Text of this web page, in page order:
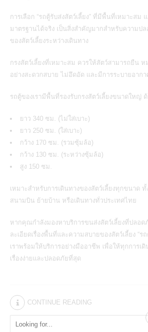
การเลือก “รถตู้รับส่งสัตว์เลี้ยง” ที่มีพื้นที่เหมาะสม
มาตรฐานได้จริง เป็นสิ่งสำคัญมากสำหรับความป
ของสัตว์เลี้ยงระหว่างเดินทาง
กรงสัตว์เลี้ยงที่เหมาะสม ควรให้สัตว์สามารถยืน
อย่างสะดวกสบาย ไม่อึดอัด และมีการระบายอาก
รถตู้ของเรามีพื้นที่รองรับกรงสัตว์เลี้ยงขนาดใหญ่
ยาว 340 ซม. (ไม่ใส่เบาะ)
ยาว 250 ซม. (ใส่เบาะ)
กว้าง 170 ซม. (รวมซุ้มล้อ)
กว้าง 130 ซม. (ระหว่างซุ้มล้อ)
สูง 150 ซม.
เหมาะสำหรับการเดินทางของสัตว์เลี้ยงทุกขนาด ทั้
สนามบิน ย้ายบ้าน หรือเดินทางทั่วประเทศไทย
หากคุณกำลังมองหาบริการขนส่งสัตว์เลี้ยงที่ปลอด
ละเอียดเรื่องพื้นที่และความสบายของสัตว์เลี้ยง “ร
เราพร้อมให้บริการอย่างมืออาชีพ เพื่อให้ทุกการเดิ
เรื่องง่ายและปลอดภัยที่สุด
CONTINUE READING